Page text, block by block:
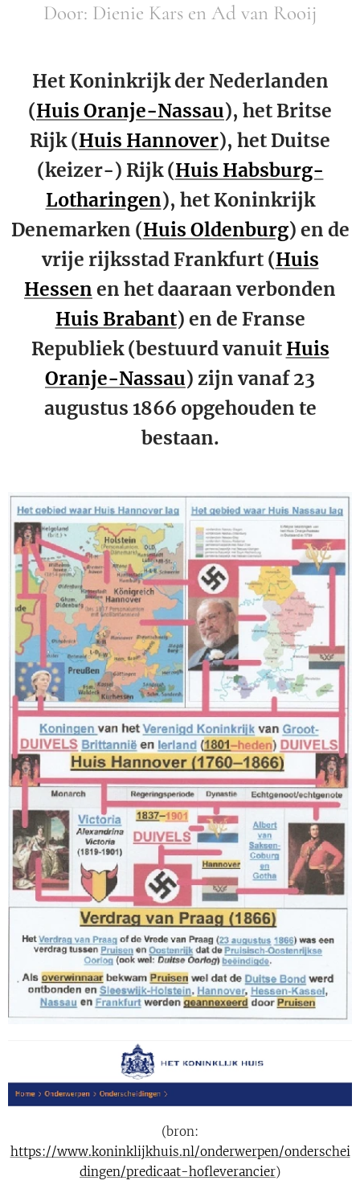
Door: Dienie Kars en Ad van Rooij
Het Koninkrijk der Nederlanden
(Huis Oranje-Nassau), het Britse
Rijk (Huis Hannover), het Duitse
(keizer-) Rijk (Huis Habsburg-
Lotharingen), het Koninkrijk
Denemarken (Huis Oldenburg) en de
vrije rijksstad Frankfurt (Huis
Hessen en het daaraan verbonden
Huis Brabant) en de Franse
Republiek (bestuurd vanuit Huis
Oranje-Nassau) zijn vanaf 23
augustus 1866 opgehouden te
bestaan.
(bron:
https://www.koninklijkhuis.nl/onderwerpen/onderschei
dingen/predicaat-hofleverancier)